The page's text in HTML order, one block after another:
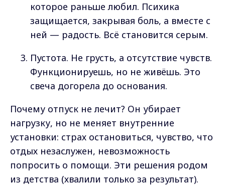
которое раньше любил. Психика
защищается, закрывая боль, а вместе с
ней — радость. Всё становится серым.
Пустота. Не грусть, а отсутствие чувств.
Функционируешь, но не живёшь. Это
свеча догорела до основания.
Почему отпуск не лечит? Он убирает
нагрузку, но не меняет внутренние
установки: страх остановиться, чувство, что
отдых незаслужен, невозможность
попросить о помощи. Эти решения родом
из детства (хвалили только за результат).